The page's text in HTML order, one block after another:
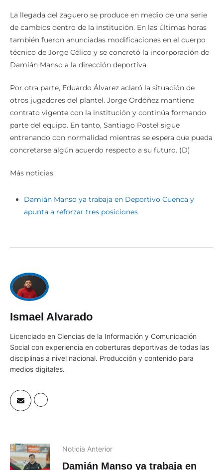
La llegada del zaguero se produce en medio de una serie
de cambios dentro de la institución. En las últimas horas
también fueron anunciadas modificaciones en el cuerpo
técnico de Jorge Célico y se concretó la incorporación de
Damián Manso a la dirección deportiva.
Por otra parte, Eduardo Álvarez aclaró la situación de
otros jugadores del plantel. Jorge Ordóñez mantiene
contrato vigente con la institución y continúa formando
parte del equipo. En tanto, Santiago Postel sigue
entrenando con normalidad mientras se espera que pueda
concretarse algún acuerdo respecto a su futuro. (D)
Más noticias
Damián Manso ya trabaja en Deportivo Cuenca y
apunta a reforzar tres posiciones
Ismael Alvarado
Licenciado en Ciencias de la Información y Comunicación
Social con experiencia en coberturas deportivas de todas las
disciplinas a nivel nacional. Producción y contenido para
medios digitales.
Noticia Anterior
Damián Manso ya trabaja en